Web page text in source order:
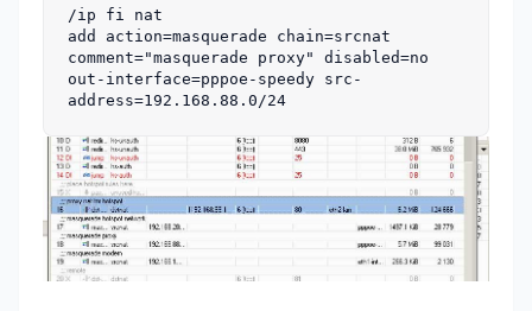
/ip fi nat
add action=masquerade chain=srcnat
comment="masquerade proxy"
out - interface=pppoe-speedy src-
address=192.168.88.0/24